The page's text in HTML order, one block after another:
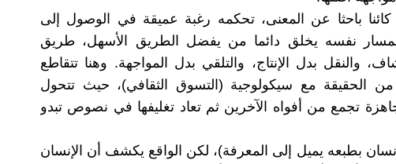
كائنا باحثا عن المعنى، تحكمه رغبة عميقة في الوصول إلى
نفسه يخلق دائما من يفضل الطريق الأسهل، طريق
والنقل بدل الإنتاج، والتلقي بدل المواجهة. وهنا تتقاطع
الحقيقة مع سيكولوجية (التسوق الثقافي)، حيث تتحول
تجمع من أفواه الآخرين ثم تعاد تغليفها في نصوص تبدو
بطبعه يميل إلى المعرفة)، لكن الواقع يكشف أن الإنسان